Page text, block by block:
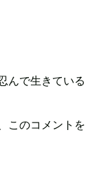
んで生きている
このコメントを